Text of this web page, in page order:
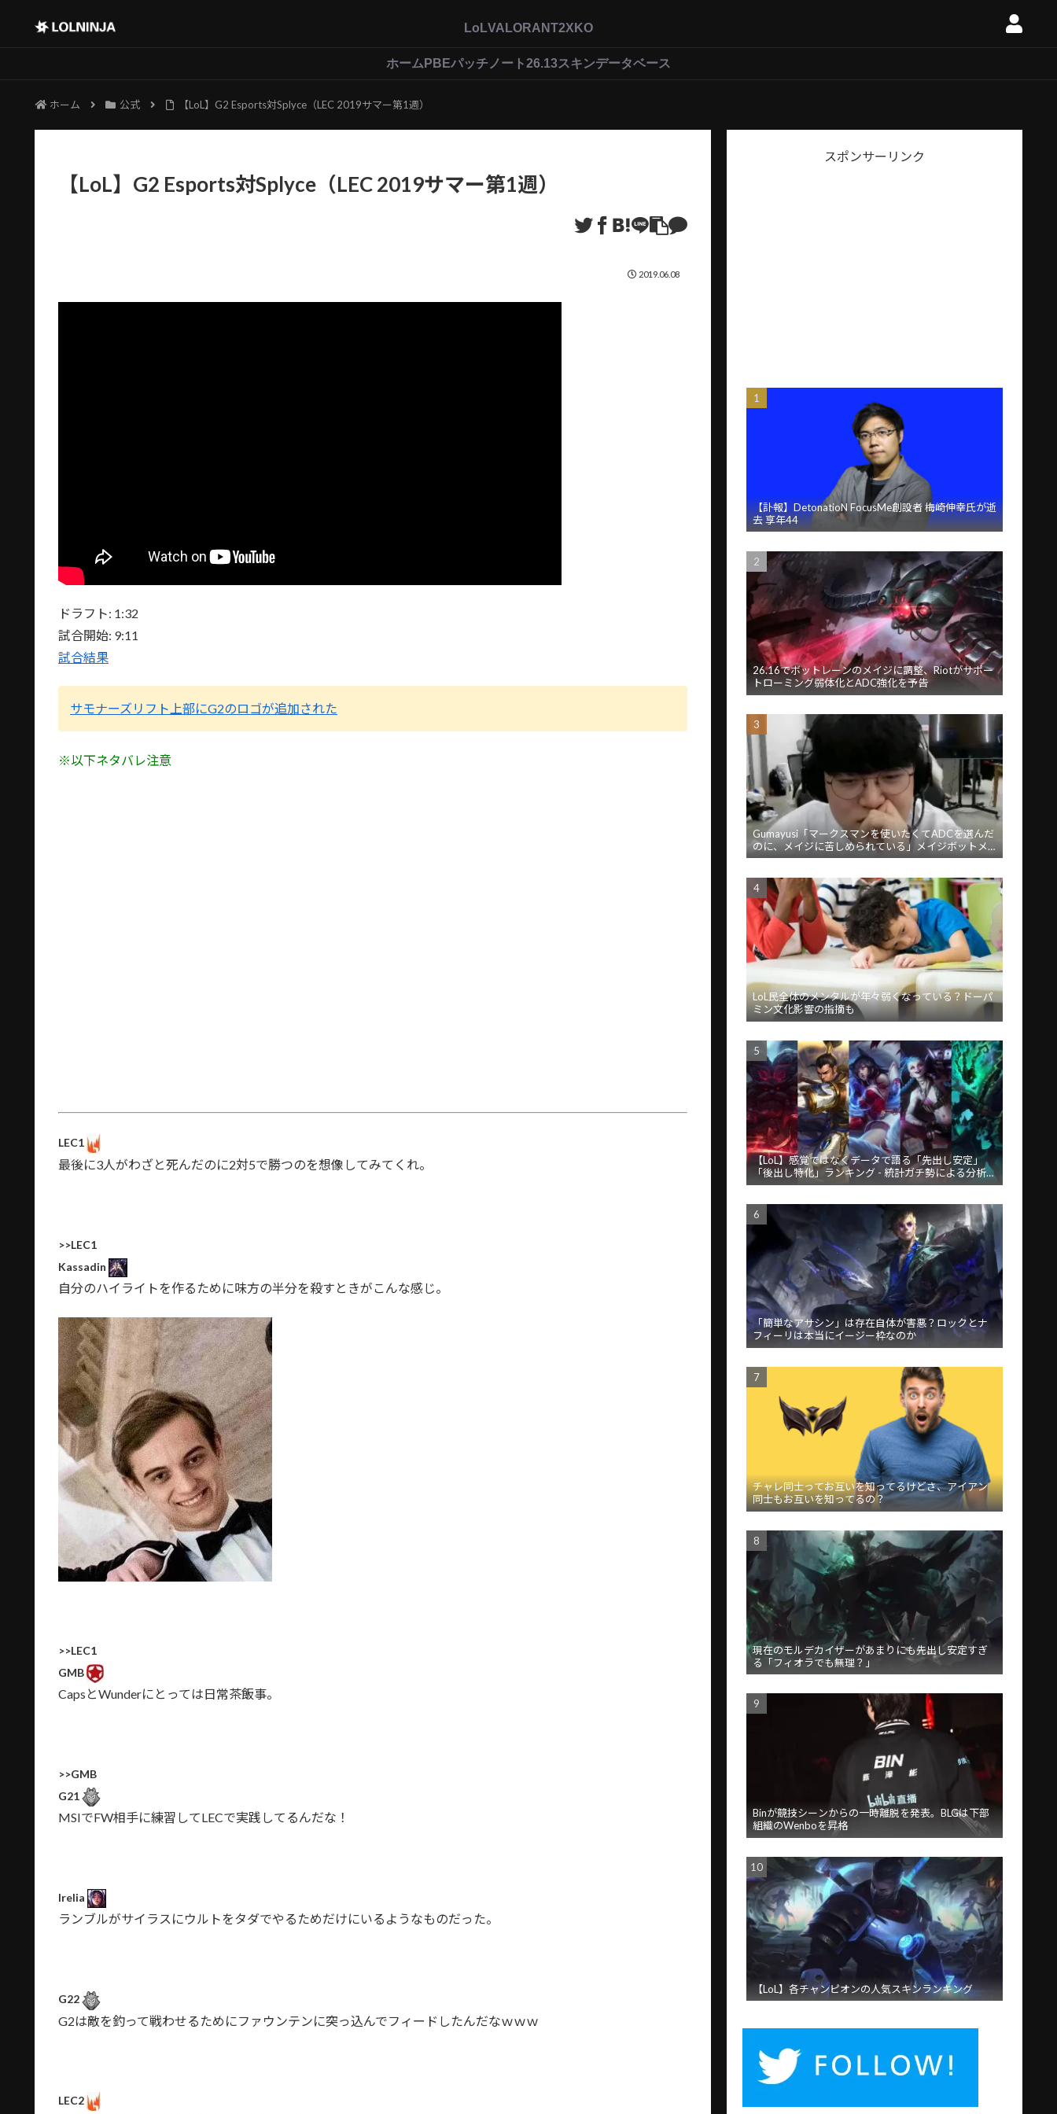
LoLVALORANT2XKO
ホーム PBEパッチノート26.13スキンデータベース
ホーム 公式 【LoL】G2 Esports対Splyce（LEC 2019サマー第1週）
【LoL】G2 Esports対Splyce（LEC 2019サマー第1週）
2019.06.08
ドラフト: 1:32
試合開始: 9:11
試合結果
サモナーズリフト上部にG2のロゴが追加された
※以下ネタバレ注意
LEC1
最後に3人がわざと死んだのに2対5で勝つのを想像してみてくれ。
>>LEC1
Kassadin
自分のハイライトを作るために味方の半分を殺すときがこんな感じ。
>>LEC1
GMB
CapsとWunderにとっては日常茶飯事。
>>GMB
G21
MSIでFW相手に練習してLECで実践してるんだな！
Irelia
ランブルがサイラスにウルトをタダでやるためだけにいるようなものだった。
G22
G2は敵を釣って戦わせるためにファウンテンに突っ込んでフィードしたんだなｗｗｗ
LEC2
スポンサーリンク
【訃報】DetonatioN FocusMe創設者 梅崎伸幸氏が逝
去 享年44
26.16でボットレーンのメイジに調整、Riotがサポー
トローミング弱体化とADC強化を予告
Gumayusi「マークスマンを使いたくてADCを選んだ
のに、メイジに苦しめられている」メイジボットメ
タに苦言
LoL民全体のメンタルが年々弱くなっている？ドーパ
ミン文化影響の指摘も
【LoL】感覚ではなくデータで語る「先出し安定」
「後出し特化」ランキング - 統計ガチ勢による分析が
話題
「簡単なアサシン」は存在自体が害悪？ロックとナ
フィーリは本当にイージー枠なのか
チャレ同士ってお互いを知ってるけどさ、アイアン
同士もお互いを知ってるの？
現在のモルデカイザーがあまりにも先出し安定すぎ
る「フィオラでも無理？」
Binが競技シーンからの一時離脱を発表。BLGは下部
組織のWenboを昇格
【LoL】各チャンピオンの人気スキンランキング